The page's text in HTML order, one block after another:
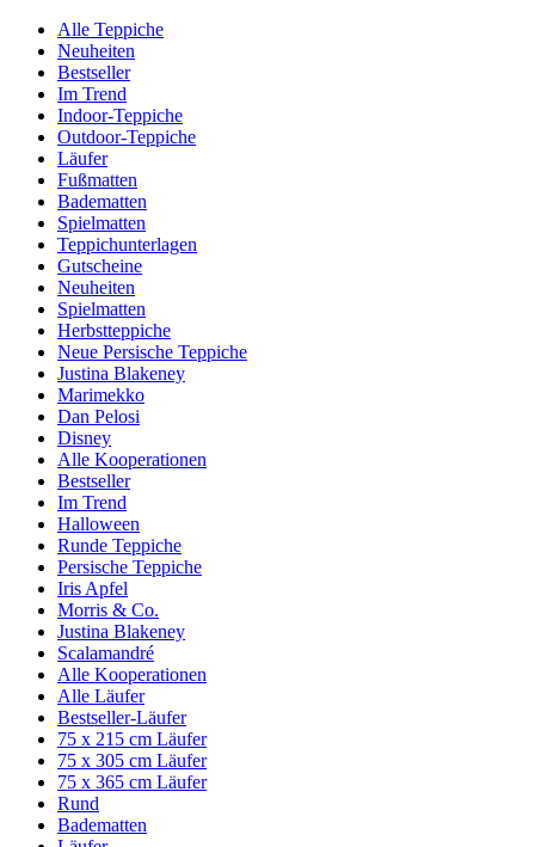
Alle Teppiche
Neuheiten
Bestseller
Im Trend
Indoor-Teppiche
Outdoor-Teppiche
Läufer
Fußmatten
Badematten
Spielmatten
Teppichunterlagen
Gutscheine
Neuheiten
Spielmatten
Herbstteppiche
Neue Persische Teppiche
Justina Blakeney
Marimekko
Dan Pelosi
Disney
Alle Kooperationen
Bestseller
Im Trend
Halloween
Runde Teppiche
Persische Teppiche
Iris Apfel
Morris & Co.
Justina Blakeney
Scalamandré
Alle Kooperationen
Alle Läufer
Bestseller-Läufer
75 x 215 cm Läufer
75 x 305 cm Läufer
75 x 365 cm Läufer
Rund
Badematten